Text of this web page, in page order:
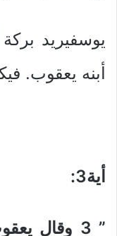
يوسفيريد
أبنه يعقوب.
أية3 :
” 3
وقال